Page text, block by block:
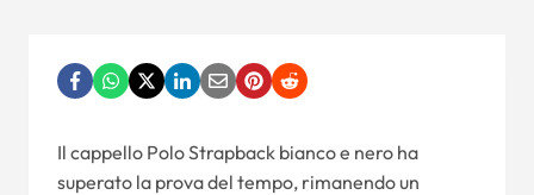
Il cappello Polo Strapback bianco e nero ha
superato la prova del tempo, rimanendo un